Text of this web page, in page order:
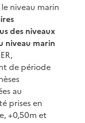
le niveau marin
des niveaux
niveau marin
de période
au
prises en
+0,50m et